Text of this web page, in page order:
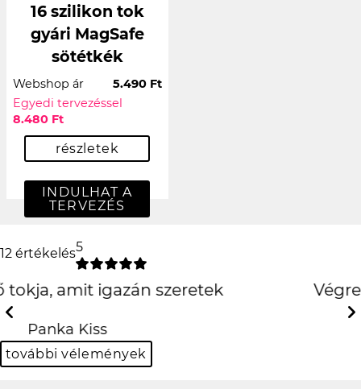
16 szilikon tok
gyári MagSafe
sötétkék
Webshop ár
5.490 Ft
Egyedi tervezéssel
8.480 Ft
részletek
INDULHAT A
TERVEZÉS
12 értékelés5
Végre egy használható
oldal
Dalma Kocsis
Previous
további vélemények